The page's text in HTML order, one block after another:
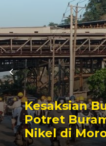
Sengketa
Tambang
Karier